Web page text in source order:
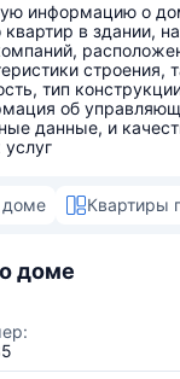
информацию о
в здании,
строения,
тип
об
данные, и
Квартиры
доме